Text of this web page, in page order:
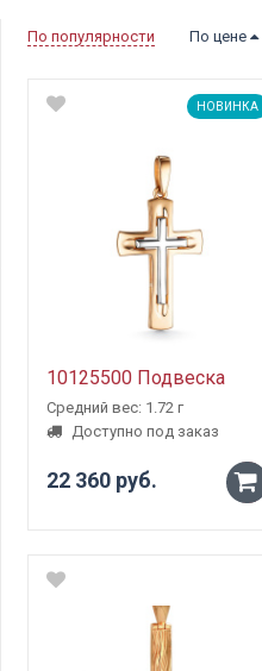
По популярности По цене
НОВИНКА
10125500 Подвеска
Средний вес: 1.72 г
Доступно под заказ
22 360 руб. -